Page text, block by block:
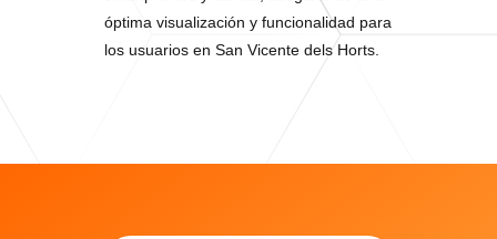
óptima visualización y funcionalidad para
los usuarios en San Vicente dels Horts.